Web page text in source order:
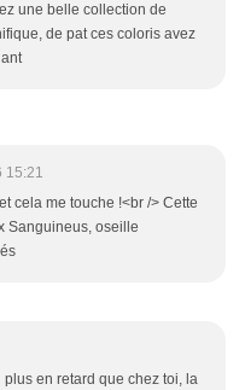
une belle collection de
de pat ces coloris avez
15:21
cela me touche !<br /> Cette
Sanguineus, oseille
en retard que chez toi, la